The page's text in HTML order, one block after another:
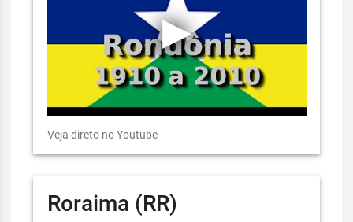
Veja direto no Youtube
Roraima (RR)